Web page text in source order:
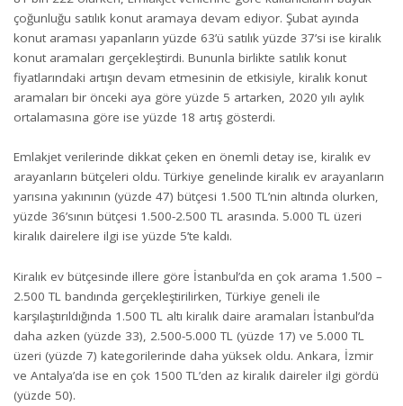
çoğunluğu satılık konut aramaya devam ediyor. Şubat ayında
konut araması yapanların yüzde 63’ü satılık yüzde 37’si ise kiralık
konut aramaları gerçekleştirdi. Bununla birlikte satılık konut
fiyatlarındaki artışın devam etmesinin de etkisiyle, kiralık konut
aramaları bir önceki aya göre yüzde 5 artarken, 2020 yılı aylık
ortalamasına göre ise yüzde 18 artış gösterdi.
Emlakjet verilerinde dikkat çeken en önemli detay ise, kiralık ev
arayanların bütçeleri oldu. Türkiye genelinde kiralık ev arayanların
yarısına yakınının (yüzde 47) bütçesi 1.500 TL’nin altında olurken,
yüzde 36’sının bütçesi 1.500-2.500 TL arasında. 5.000 TL üzeri
kiralık dairelere ilgi ise yüzde 5’te kaldı.
Kiralık ev bütçesinde illere göre İstanbul’da en çok arama 1.500 –
2.500 TL bandında gerçekleştirilirken, Türkiye geneli ile
karşılaştırıldığında 1.500 TL altı kiralık daire aramaları İstanbul’da
daha azken (yüzde 33), 2.500-5.000 TL (yüzde 17) ve 5.000 TL
üzeri (yüzde 7) kategorilerinde daha yüksek oldu. Ankara, İzmir
ve Antalya’da ise en çok 1500 TL’den az kiralık daireler ilgi gördü
(yüzde 50).